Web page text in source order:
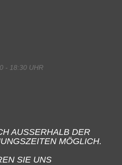
- 18:30 UHR
AUSSERHALB DER
MÖGLICH.
SIE UNS